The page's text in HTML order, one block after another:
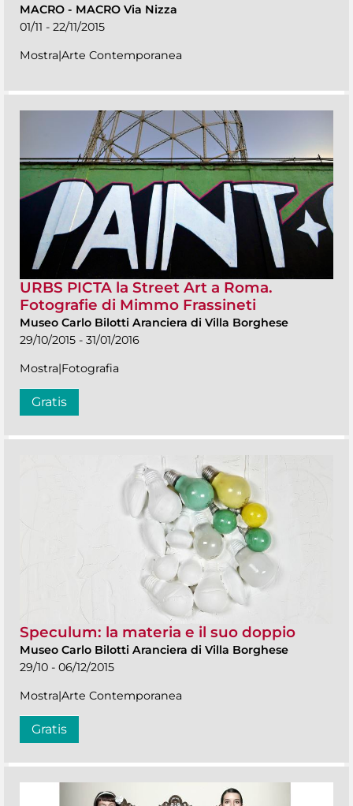
MACRO - MACRO Via Nizza
01/11 - 22/11/2015
Mostra|Arte Contemporanea
URBS PICTA la Street Art a Roma.
Fotografie di Mimmo Frassineti
Museo Carlo Bilotti Aranciera di Villa Borghese
29/10/2015 - 31/01/2016
Mostra|Fotografia
Gratis
Speculum: la materia e il suo doppio
Museo Carlo Bilotti Aranciera di Villa Borghese
29/10 - 06/12/2015
Mostra|Arte Contemporanea
Gratis